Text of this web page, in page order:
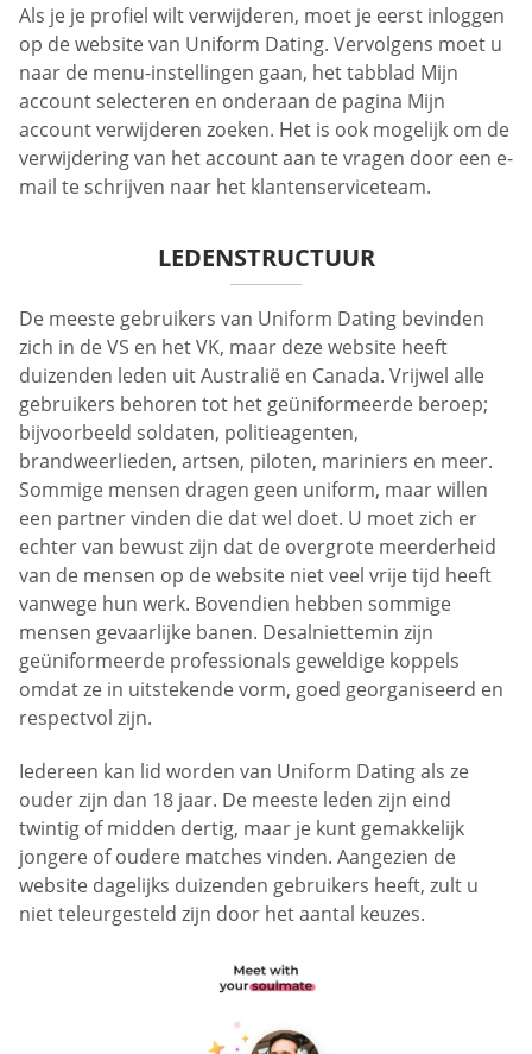
Als je je profiel wilt verwijderen, moet je eerst inloggen
op de website van Uniform Dating. Vervolgens moet u
naar de menu-instellingen gaan, het tabblad Mijn
account selecteren en onderaan de pagina Mijn
account verwijderen zoeken. Het is ook mogelijk om de
verwijdering van het account aan te vragen door een e-
mail te schrijven naar het klantenserviceteam.
LEDENSTRUCTUUR
De meeste gebruikers van Uniform Dating bevinden
zich in de VS en het VK, maar deze website heeft
duizenden leden uit Australië en Canada. Vrijwel alle
gebruikers behoren tot het geüniformeerde beroep;
bijvoorbeeld soldaten, politieagenten,
brandweerlieden, artsen, piloten, mariniers en meer.
Sommige mensen dragen geen uniform, maar willen
een partner vinden die dat wel doet. U moet zich er
echter van bewust zijn dat de overgrote meerderheid
van de mensen op de website niet veel vrije tijd heeft
vanwege hun werk. Bovendien hebben sommige
mensen gevaarlijke banen. Desalniettemin zijn
geüniformeerde professionals geweldige koppels
omdat ze in uitstekende vorm, goed georganiseerd en
respectvol zijn.
Iedereen kan lid worden van Uniform Dating als ze
ouder zijn dan 18 jaar. De meeste leden zijn eind
twintig of midden dertig, maar je kunt gemakkelijk
jongere of oudere matches vinden. Aangezien de
website dagelijks duizenden gebruikers heeft, zult u
niet teleurgesteld zijn door het aantal keuzes.